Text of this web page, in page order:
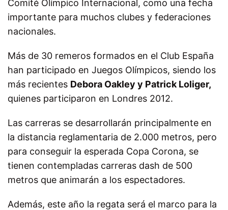
Comité Olímpico Internacional, como una fecha
importante para muchos clubes y federaciones
nacionales.
Más de 30 remeros formados en el Club España
han participado en Juegos Olímpicos, siendo los
más recientes Debora Oakley y Patrick Loliger,
quienes participaron en Londres 2012.
Las carreras se desarrollarán principalmente en
la distancia reglamentaria de 2.000 metros, pero
para conseguir la esperada Copa Corona, se
tienen contempladas carreras dash de 500
metros que animarán a los espectadores.
Además, este año la regata será el marco para la